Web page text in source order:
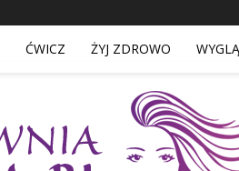
ĆWICZ ŻYJ ZDROWO